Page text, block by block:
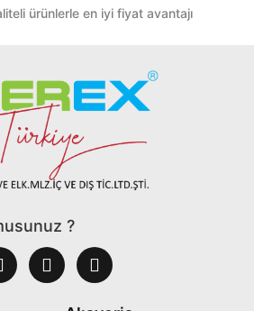
ürünlerle en iyi fiyat avantajı
?